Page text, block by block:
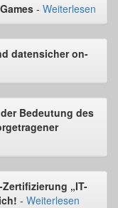
- Weiterlesen
datensicher on-
Bedeutung des
„IT-
- Weiterlesen